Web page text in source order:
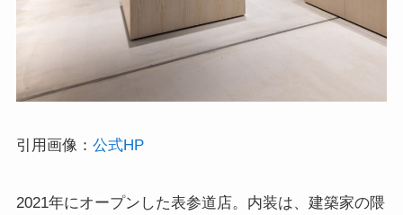
引用画像： 公式HP
2021年にオープンした表参道店。内装は、建築家の隈